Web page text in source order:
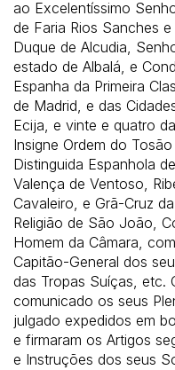
ao Excelentíssimo
de Faria Rios Sanches
Duque de Alcudia,
estado de Albalá, e
Espanha da Primeira
de Madrid, e das
Ecija, e vinte e quatro
Insigne Ordem do
Distinguida Espanhola
Valença de Ventoso,
Cavaleiro, e Grã-Cruz
Religião de São João,
Homem da Câmara,
Capitão-General dos
das Tropas Suíças, etc.
comunicado os seus
julgado expedidos em
e firmaram os Artigos
e Instruções dos seus